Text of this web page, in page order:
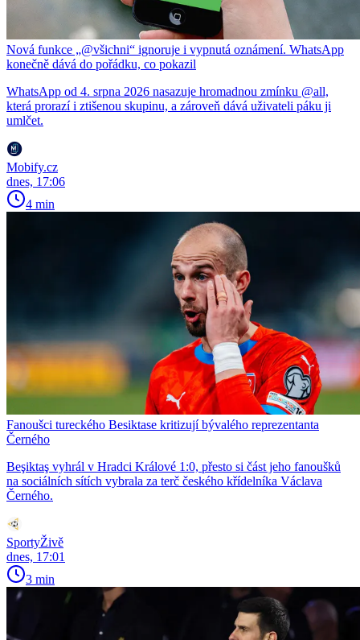
Nová funkce „@všichni“ ignoruje i vypnutá oznámení. WhatsApp
konečně dává do pořádku, co pokazil
WhatsApp od 4. srpna 2026 nasazuje hromadnou zmínku @all,
která prorazí i ztišenou skupinu, a zároveň dává uživateli páku ji
umlčet.
Mobify.cz
dnes, 17:06
4 min
Fanoušci tureckého Besiktase kritizují bývalého reprezentanta
Černého
Beşiktaş vyhrál v Hradci Králové 1:0, přesto si část jeho fanoušků
na sociálních sítích vybrala za terč českého křídelníka Václava
Černého.
SportyŽivě
dnes, 17:01
3 min